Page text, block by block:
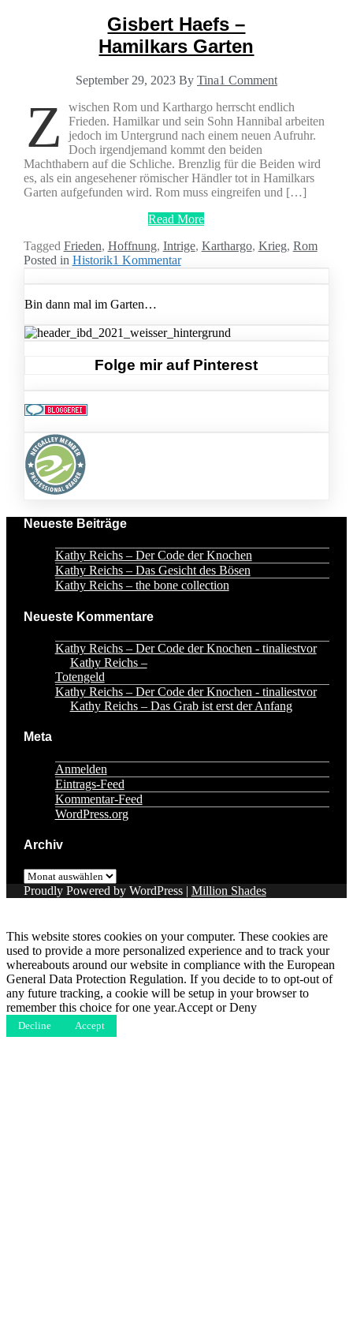
Gisbert Haefs –
Hamilkars Garten
September 29, 2023By Tina1 Comment
Z
wischen Rom und Karthargo herrscht endlich
Frieden. Hamilkar und sein Sohn Hannibal arbeiten
jedoch im Untergrund nach einem neuen Aufruhr.
Doch irgendjemand kommt den beiden
Machthabern auf die Schliche. Brenzlig für die Beiden wird
es, als ein angesehener römischer Händler tot in Hamilkars
Garten aufgefunden wird. Rom muss eingreifen und […]
Read More
Tagged Frieden, Hoffnung, Intrige, Karthargo, Krieg, Rom
Posted in Historik1 Kommentarzu
Haefs
Garten
navigation
Bin dann mal im Garten…
Folge mir auf Pinterest
Neueste Beiträge
Kathy Reichs – Der Code der Knochen
Kathy Reichs – Das Gesicht des Bösen
Kathy Reichs – the bone collection
Neueste Kommentare
Kathy Reichs – Der Code der Knochen - tinaliestvor
Kathy Reichs –
Totengeld
Kathy Reichs – Der Code der Knochen - tinaliestvor
Kathy Reichs – Das Grab ist erst der Anfang
Meta
Anmelden
Eintrags-Feed
Kommentar-Feed
WordPress.org
Archiv
Archiv
Proudly Powered by WordPress | Million Shades
This website stores cookies on your computer. These cookies are
used to provide a more personalized experience and to track your
whereabouts around our website in compliance with the European
General Data Protection Regulation. If you decide to to opt-out of
any future tracking, a cookie will be setup in your browser to
remember this choice for one year.Accept or Deny
Decline Accept